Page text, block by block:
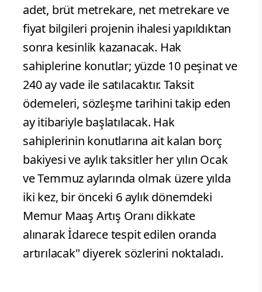
adet, brüt metrekare, net metrekare ve
fiyat bilgileri projenin ihalesi yapıldıktan
sonra kesinlik kazanacak. Hak
sahiplerine konutlar; yüzde 10 peşinat ve
240 ay vade ile satılacaktır. Taksit
ödemeleri, sözleşme tarihini takip eden
ay itibariyle başlatılacak. Hak
sahiplerinin konutlarına ait kalan borç
bakiyesi ve aylık taksitler her yılın Ocak
ve Temmuz aylarında olmak üzere yılda
iki kez, bir önceki 6 aylık dönemdeki
Memur Maaş Artış Oranı dikkate
alınarak İdarece tespit edilen oranda
artırılacak" diyerek sözlerini noktaladı.